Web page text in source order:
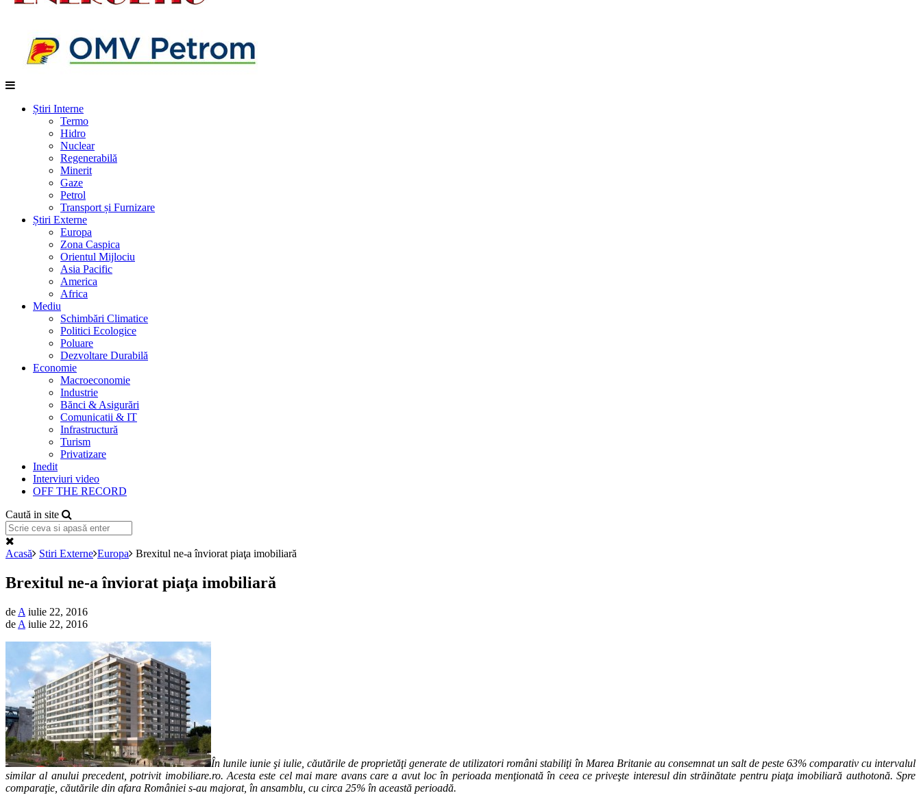
Știri Interne
Termo
Hidro
Nuclear
Regenerabilă
Minerit
Gaze
Petrol
Transport și Furnizare
Știri Externe
Europa
Zona Caspica
Orientul Mijlociu
Asia Pacific
America
Africa
Mediu
Schimbări Climatice
Politici Ecologice
Poluare
Dezvoltare Durabilă
Economie
Macroeconomie
Industrie
Bănci & Asigurări
Comunicatii & IT
Infrastructură
Turism
Privatizare
Inedit
Interviuri video
OFF THE RECORD
Caută in site
Acasă Stiri Externe Europa Brexitul ne-a înviorat piaţa imobiliară
Brexitul ne-a înviorat piaţa imobiliară
de A iulie 22, 2016
de A iulie 22, 2016
În lunile iunie şi iulie, căutările de proprietăţi generate de utilizatori români stabiliţi în Marea Britanie au consemnat un salt de peste 63% comparativ cu intervalul
similar al anului precedent, potrivit imobiliare.ro. Acesta este cel mai mare avans care a avut loc în perioada menţionată în ceea ce priveşte interesul din străinătate pentru piaţa imobiliară authotonă. Spre
comparaţie, căutările din afara României s-au majorat, în ansamblu, cu circa 25% în această perioadă.